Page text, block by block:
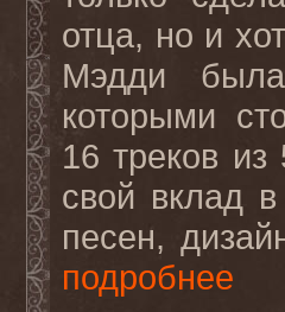
отца, но и
Мэдди
которыми
16 треков
свой вклад
песен,
подробнее